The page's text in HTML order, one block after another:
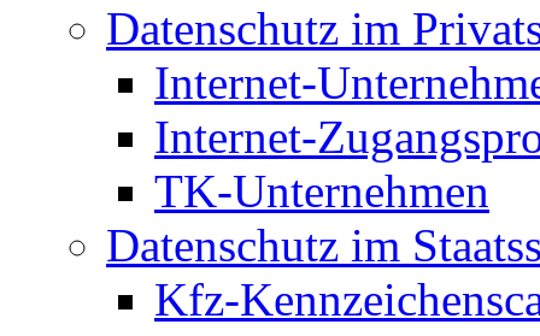
Datenschutz im
Internet-
Internet-
TK-Unternehmen
Datenschutz im
Kfz-